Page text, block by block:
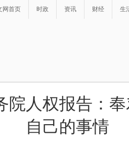
网首页 时政 资讯 财经 生
院人权报告：
自己的事情